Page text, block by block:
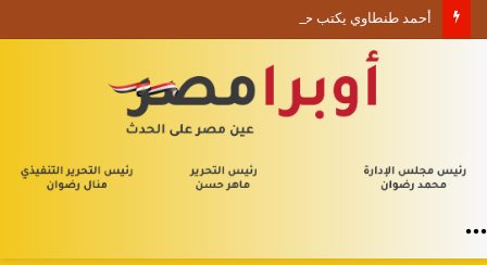
أحمد طنطاوي يكتب حين يصبح الوجود علامة استفهام